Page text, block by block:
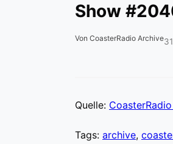
Show
Von CoasterRadio Archive
Quelle:
Tags: archive,